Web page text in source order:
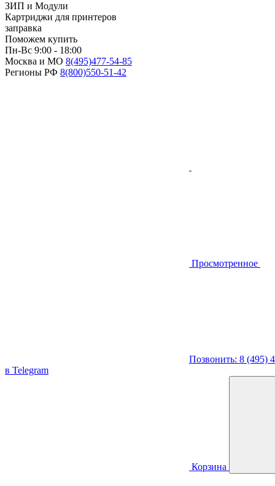
ЗИП и Модули
Картриджи для принтеров
заправка
Поможем купить
Пн-Вс 9:00 - 18:00
Москва и МО 8(495)477-54-85
Регионы РФ 8(800)550-51-42
Просмотренное
Позвонить: 8 (495)
в Telegram
Корзина